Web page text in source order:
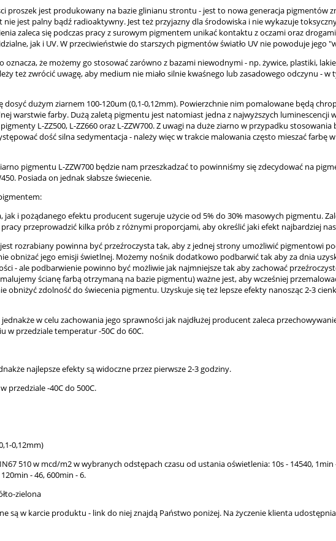
proszek jest produkowany na bazie glinianu strontu - jest to nowa generacja pigmentów
jest palny bądź radioaktywny. Jest też przyjazny dla środowiska i nie wykazuje
zaleca się podczas pracy z surowym pigmentem unikać kontaktu z oczami oraz
jak i UV. W przeciwieństwie do starszych pigmentów światło UV nie powoduje jego
że możemy go stosować zarówno z bazami niewodnymi - np. żywice, plastiki,
też zwrócić uwagę, aby medium nie miało silnie kwaśnego lub zasadowego odczynu -
dosyć dużym ziarnem 100-120um (0,1-0,12mm). Powierzchnie nim pomalowane będą
warstwie farby. Dużą zaletą pigmentu jest natomiast jedna z najwyższych luminescencji
L-ZZ500, L-ZZ660 oraz L-ZZW700. Z uwagi na duże ziarno w przypadku
dość silna sedymentacja - należy więc w trakcie malowania często mieszać farbę
pigmentu L-ZZW700 będzie nam przeszkadzać to powinniśmy się zdecydować na
Posiada on jednak słabsze świecenie.
jak i pożądanego efektu producent sugeruje użycie od 5% do 30% masowych pigmentu.
przeprowadzić kilka prób z różnymi proporcjami, aby określić jaki efekt najbardziej
rozrabiany powinna być przeźroczysta tak, aby z jednej strony umożliwić pigmentowi
obniżać jego emisji świetlnej. Możemy nośnik dodatkowo podbarwić tak aby za dnia
- ale podbarwienie powinno być możliwie jak najmniejsze tak aby zachować
ścianę farbą otrzymaną na bazie pigmentu) ważne jest, aby wcześniej
obniżyć zdolność do świecenia pigmentu. Uzyskuje się też lepsze efekty nanosząc 2-3
w celu zachowania jego sprawności jak najdłużej producent zaleca
w przedziale temperatur -50C do 60C.
najlepsze efekty są widoczne przez pierwsze 2-3 godziny.
przedziale -40C do 500C.
0,12mm)
510 w mcd/m2 w wybranych odstępach czasu od ustania oświetlenia: 10s - 14540, 1min
- 46, 600min - 6.
zielona
są w karcie produktu - link do niej znajdą Państwo poniżej. Na życzenie klienta